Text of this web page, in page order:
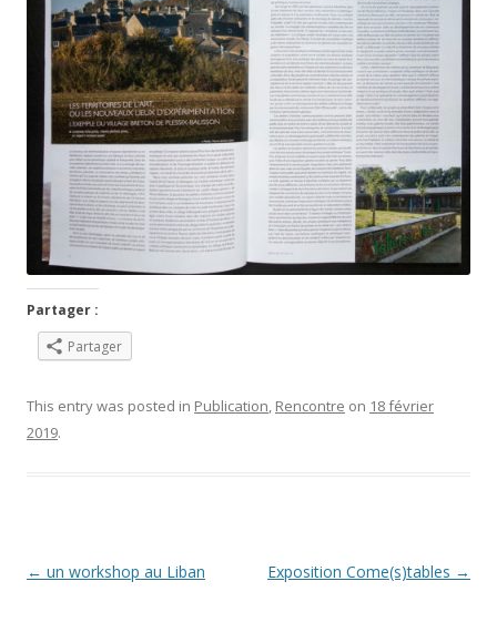
Partager :
Partager
This entry was posted in Publication, Rencontre on 18 février
2019.
Post navigation
← un workshop au Liban Exposition Come(s)tables →